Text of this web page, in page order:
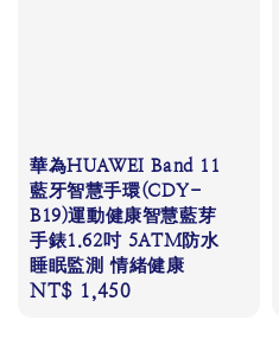
華為HUAWEI Band 11
藍牙智慧手環(CDY-
B19)運動健康智慧藍芽
手錶1.62吋 5ATM防水
睡眠監測 情緒健康
Regular
NT$ 1,450